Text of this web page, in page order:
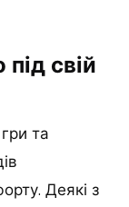
свій
та
Деякі з